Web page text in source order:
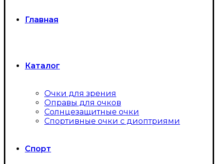
Главная
Каталог
Очки для зрения
Оправы для очков
Солнцезащитные очки
Спортивные очки с диоптриями
Спорт